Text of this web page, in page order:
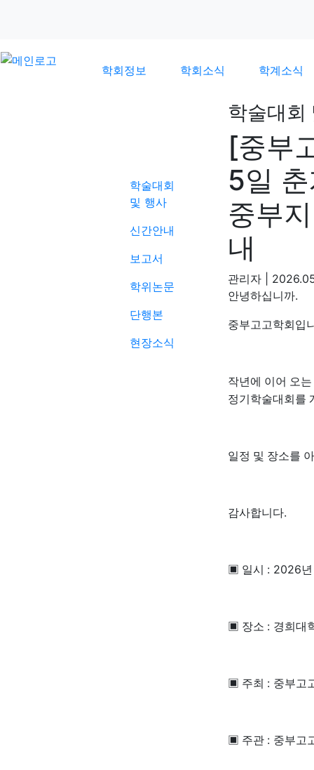
학회정보 학회소식 학계소식
학술대회
및 행사
신간안내
보고서
학위논문
단행본
현장소식
학술대회
[중부
5일
중부
내
관리자
안녕하십니까.
중부고고학회입
작년에 이어 오는
정기학술대회를
일정 및 장소를
감사합니다.
▣ 일시 : 2026
▣ 장소 : 경희대
▣ 주최 : 중부고
▣ 주관 : 중부고